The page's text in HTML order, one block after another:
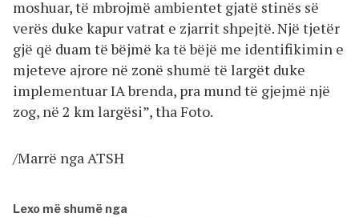
moshuar, të mbrojmë ambientet gjatë stinës së
verës duke kapur vatrat e zjarrit shpejtë. Një tjetër
gjë që duam të bëjmë ka të bëjë me identifikimin e
mjeteve ajrore në zonë shumë të largët duke
implementuar IA brenda, pra mund të gjejmë një
zog, në 2 km largësi”, tha Foto.
/Marrë nga ATSH
Lexo më shumë nga